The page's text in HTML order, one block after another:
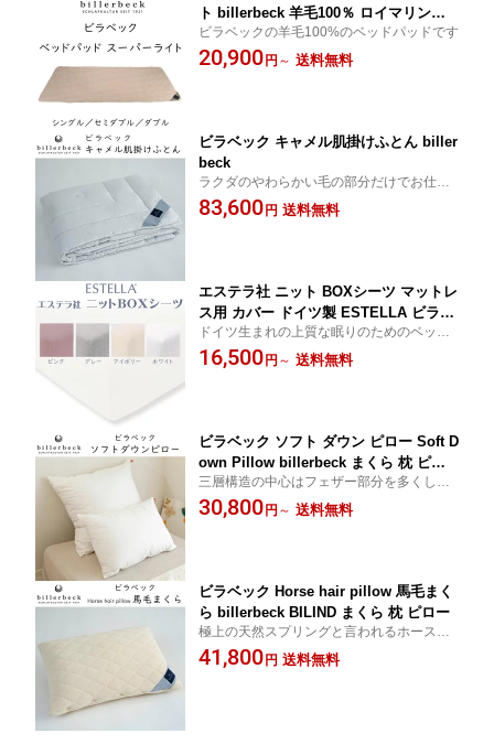
ト billerbeck 羊毛100％ ロイマリンド
ウール 四隅ゴム付 ドイツ製
ビラベックの羊毛100%のベッドパッドです
20,900 円 ～ 送料無料
ビラベック キャメル肌掛けふとん biller
beck
ラクダのやわらかい毛の部分だけでお仕立
てしています。体温を均一に整えるラクダ
の毛は四季を選ばす快適です
83,600 円 送料無料
エステラ社 ニット BOXシーツ マットレ
ス用 カバー ドイツ製 ESTELLA ビラベ
ック billerbeck リネン ミルフィ マット
レス厚み約22cmまで対応
ドイツ生まれの上質な眠りのためのベッド
リネンブランド ESTELLA（エステラ）1年
通してサラッとした使い心地
16,500 円 ～ 送料無料
ビラベック ソフト ダウン ピロー Soft D
own Pillow billerbeck まくら 枕 ピロ
ー SW50 SW80
三層構造の中心はフェザー部分を多くして
芯を保ちへたりにくく、外側部分は毛はね
部分のダウンを多く採用してやわらかい感
30,800 円 ～ 送料無料
ビラベック Horse hair pillow 馬毛まく
ら billerbeck BILIND まくら 枕 ピロー
極上の天然スプリングと言われるホースヘ
アーを贅沢に使用した高級まくらです
41,800 円 送料無料